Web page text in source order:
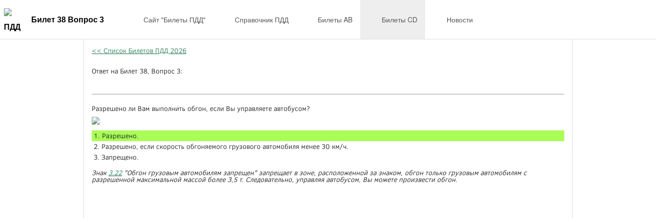
Билет 38 Вопрос 3 Сайт "Билеты ПДД" Справочник ПДД Билеты AB Билеты CD Новости
<< Список Билетов ПДД 2026
Ответ на Билет 38, Вопрос 3:
Разрешено ли Вам выполнить обгон, если Вы управляете автобусом?
1. Разрешено.
2. Разрешено, если скорость обгоняемого грузового автомобиля менее 30 км/ч.
3. Запрещено.
Знак 3.22"Обгон грузовым автомобилям запрещен" запрещает в зоне, расположенной за знаком, обгон только грузовым автомобилям с
разрешенной максимальной массой более 3,5 т. Следовательно, управляя автобусом, Вы можете произвести обгон.